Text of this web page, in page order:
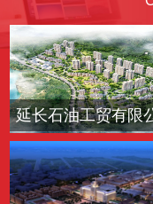
延长石油工贸有限